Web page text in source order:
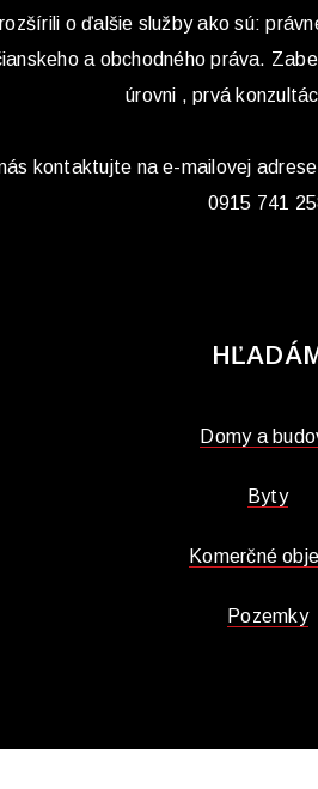
o ďalšie služby ako sú:
a obchodného práva.
úrovni , prvá
kontaktujte na e-mailovej
0915 741
Domy a
Byty
Komerčné
Pozemky